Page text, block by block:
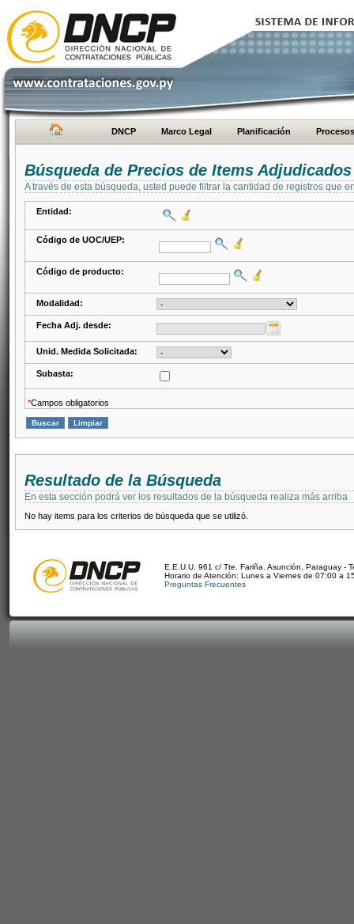
DNCP Marco Legal Planificación Procesos
Búsqueda de Precios de Items Adjudicados
A través de esta búsqueda, usted puede filtrar la cantidad de registros que
Entidad:
Código de UOC/UEP:
Código de producto:
Modalidad:
Fecha Adj. desde:
Unid. Medida Solicitada:
Subasta:
*Campos obligatorios
Resultado de la Búsqueda
En esta sección podrá ver los resultados de la búsqueda realiza más arriba
No hay items para los criterios de búsqueda que se utilizó.
E.E.U.U. 961 c/ Tte. Fariña. Asunción, Paraguay -
Horario de Atención: Lunes a Viernes de 07:00 a
Preguntas Frecuentes